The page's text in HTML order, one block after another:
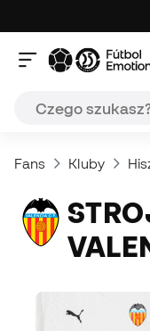
Fans Kluby
STROJE I KOSZULKI